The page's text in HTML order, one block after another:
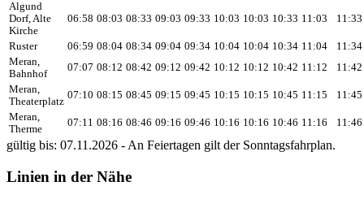
Algund
Dorf, Alte
Kirche
06:58 08:03 08:33 09:03 09:33 10:03 10:03 10:33 11:03 11:33
Ruster 06:59 08:04 08:34 09:04 09:34 10:04 10:04 10:34 11:04
11:34
Meran,
Bahnhof
07:07 08:12 08:42 09:12 09:42 10:12 10:12 10:42 11:12
11:42
Meran,
Theaterplatz
07:10 08:15 08:45 09:15 09:45 10:15 10:15 10:45 11:15
11:45
Meran,
Therme
07:11 08:16 08:46 09:16 09:46 10:16 10:16 10:46 11:16 11:46
gültig bis: 07.11.2026 - An Feiertagen gilt der Sonntagsfahrplan.
Linien in der Nähe